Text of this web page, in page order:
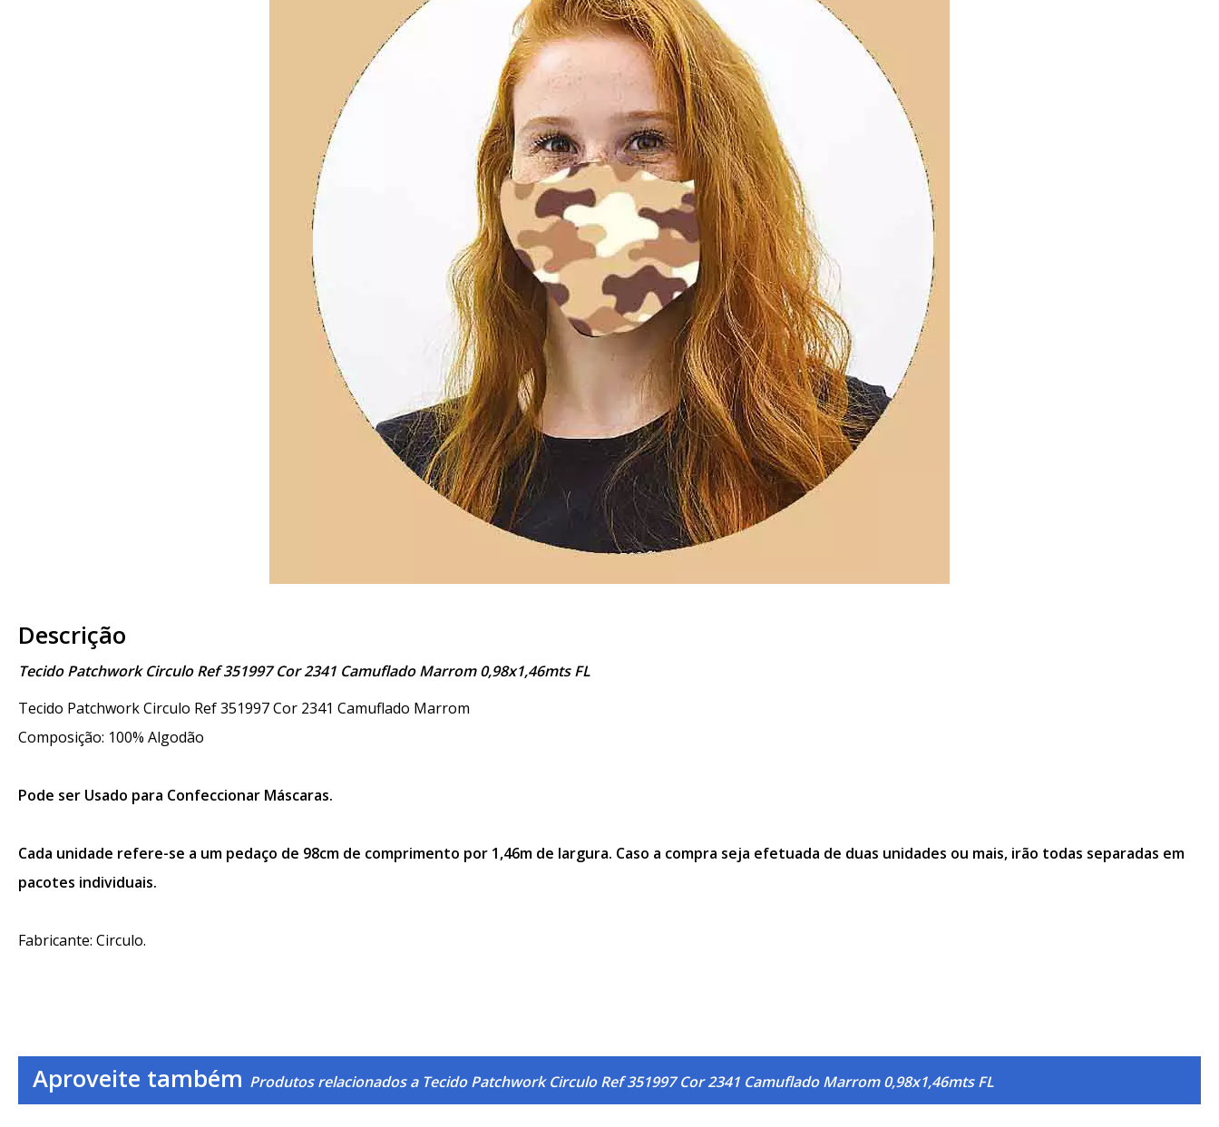
Descrição
Tecido Patchwork Circulo Ref 351997 Cor 2341 Camuflado Marrom 0,98x1,46mts FL
Tecido Patchwork Circulo Ref 351997 Cor 2341 Camuflado Marrom
Composição: 100% Algodão
Pode ser Usado para Confeccionar Máscaras.
Cada unidade refere-se a um pedaço de 98cm de comprimento por 1,46m de largura. Caso a compra seja efetuada de duas unidades ou mais, irão todas separadas em
pacotes individuais.
Fabricante: Circulo.
Aproveite também Produtos relacionados a Tecido Patchwork Circulo Ref 351997 Cor 2341 Camuflado Marrom 0,98x1,46mts FL